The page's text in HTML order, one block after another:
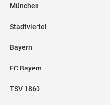
München
Stadtviertel
Bayern
FC Bayern
TSV 1860